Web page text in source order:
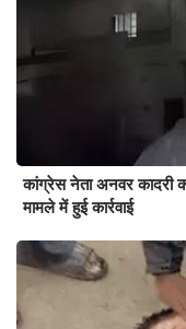
कांग्रेस नेता अनवर कादरी
मामले में हुई कार्रवाई